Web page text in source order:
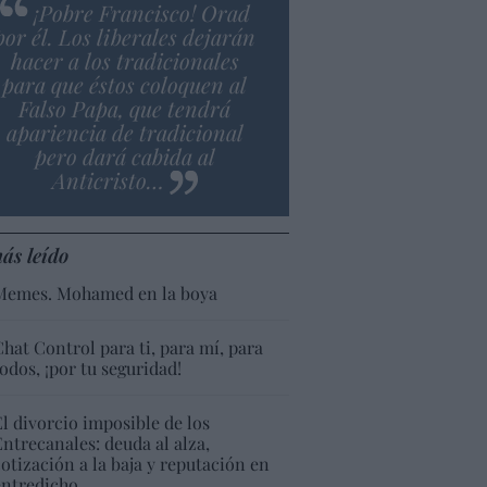
¡Pobre Francisco! Orad
él. Los liberales dejarán
hacer a los tradicionales
para que éstos coloquen al
Falso Papa, que tendrá
apariencia de tradicional
pero dará cabida al
Anticristo…
leído
Mohamed en la boya
Control para ti, para mí, para
¡por tu seguridad!
divorcio imposible de los
deuda al alza,
a la baja y reputación en